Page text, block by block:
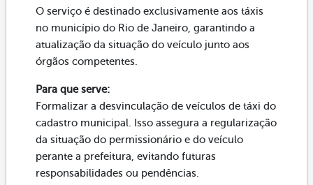
O serviço é destinado exclusivamente aos táxis
no município do Rio de Janeiro, garantindo a
atualização da situação do veículo junto aos
órgãos competentes.
Para que serve:
Formalizar a desvinculação de veículos de táxi do
cadastro municipal. Isso assegura a regularização
da situação do permissionário e do veículo
perante a prefeitura, evitando futuras
responsabilidades ou pendências.